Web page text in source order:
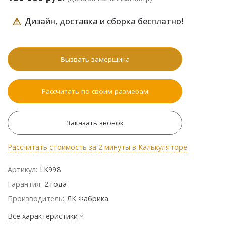
⚠ Дизайн, доставка и сборка бесплатно!
Вызвать замерщика
Рассчитать по своим размерам
Заказать звонок
Рассчитать стоимость за 2 минуты в Калькуляторе
Артикул: LK998
Гарантия: 2 года
Производитель: ЛК Фабрика
Все характеристики